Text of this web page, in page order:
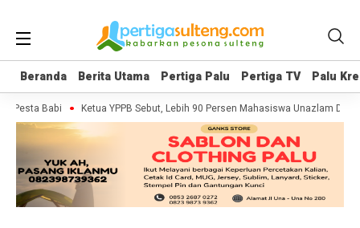
Beranda Berita Utama Pertiga Palu Pertiga TV Palu
Beranda Berita Utama Pertiga Palu Pertiga TV Palu
Pesta Babi Ketua YPPB Sebut, Lebih 90 Persen Mahasiswa Unazlam Dapat